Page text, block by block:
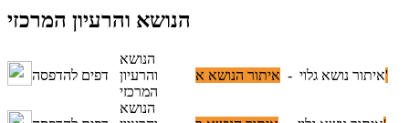
הנושא והרעיון המרכזי
דפים להדפסה
הנושא
והרעיון
המרכזי
איתור נושא גלוי -איתור הנושא א'
הנושא